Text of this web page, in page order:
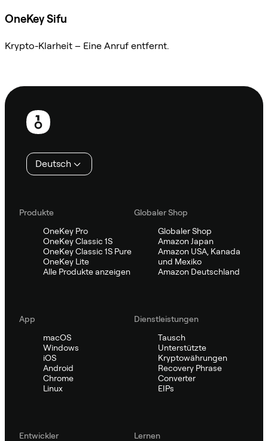
OneKey Sifu
Krypto-Klarheit – Eine Anruf entfernt.
Fußzeile
Deutsch
Produkte
OneKey Pro
OneKey Classic 1S
OneKey Classic 1S Pure
OneKey Lite
Alle Produkte anzeigen
Globaler Shop
Globaler Shop
Amazon Japan
Amazon USA, Kanada
und Mexiko
Amazon Deutschland
App
macOS
Windows
iOS
Android
Chrome
Linux
Dienstleistungen
Tausch
Unterstützte
Kryptowährungen
Recovery Phrase
Converter
EIPs
Entwickler
Lernen